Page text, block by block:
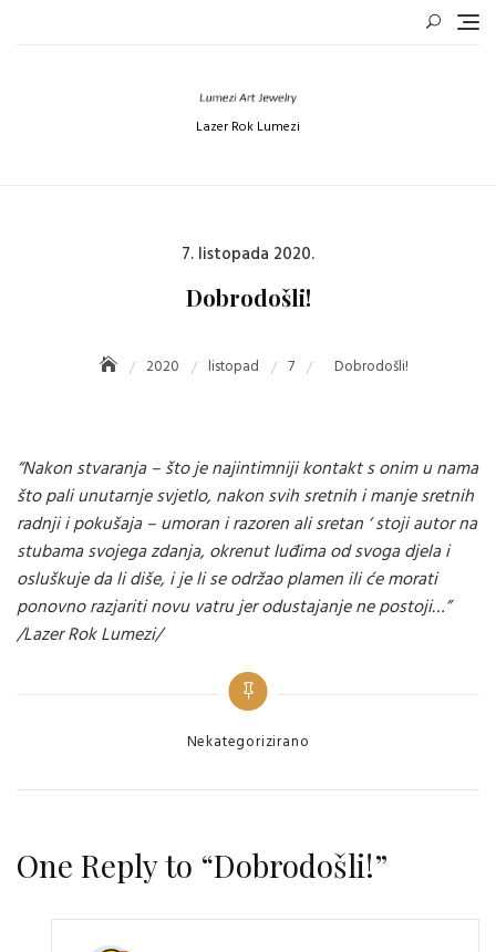
Lazer Rok Lumezi
Posted
on
7. listopada 2020.
Dobrodošli!
2020 listopad 7 Dobrodošli!
“Nakon stvaranja – što je najintimniji kontakt s onim u nama
što pali unutarnje svjetlo, nakon svih sretnih i manje sretnih
radnji i pokušaja – umoran i razoren ali sretan ‘ stoji autor na
stubama svojega zdanja, okrenut luđima od svoga djela i
osluškuje da li diše, i je li se održao plamen ili će morati
ponovno razjariti novu vatru jer odustajanje ne postoji…”
/Lazer Rok Lumezi/
Categories
Nekategorizirano
One Reply to “Dobrodošli!”